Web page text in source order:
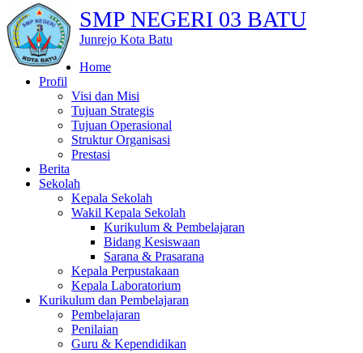
SMP NEGERI 03 BATU
Junrejo Kota Batu
Home
Profil
Visi dan Misi
Tujuan Strategis
Tujuan Operasional
Struktur Organisasi
Prestasi
Berita
Sekolah
Kepala Sekolah
Wakil Kepala Sekolah
Kurikulum & Pembelajaran
Bidang Kesiswaan
Sarana & Prasarana
Kepala Perpustakaan
Kepala Laboratorium
Kurikulum dan Pembelajaran
Pembelajaran
Penilaian
Guru & Kependidikan